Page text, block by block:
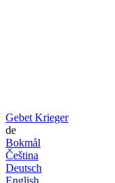
Gebet Krieger
de
Bokmål
Čeština
Deutsch
English